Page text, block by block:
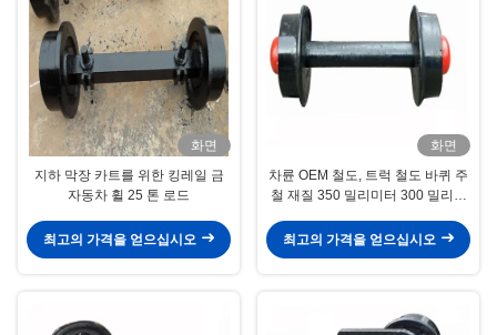
화면
지하 막장 카트를 위한 킹레일 금
자동차 휠 25 톤 로드
최고의 가격을 얻으십시오
화면
차륜 OEM 철도, 트럭 철도 바퀴 주
철 재질 350 밀리미터 300 밀리미
최고의 가격을 얻으십시오